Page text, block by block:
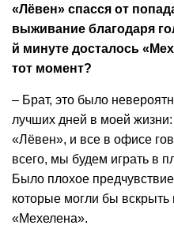
«Лёвен» спасся от
выживание благодаря
й минуте досталось
тот момент?
– Брат, это было
лучших дней в моей жизни:
«Лёвен», и все в офисе
всего, мы будем играть в
Было плохое
которые могли бы вскрыть
«Мехелена».